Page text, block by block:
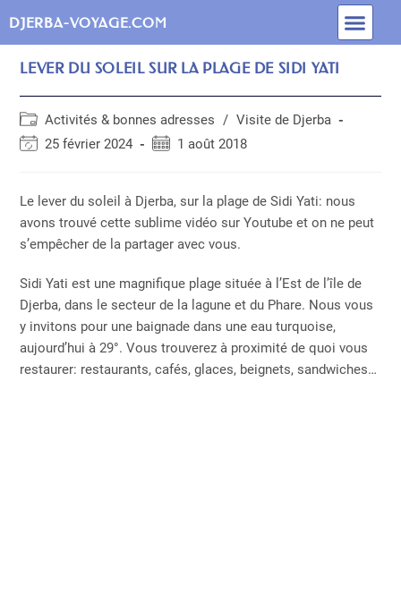
DJERBA-VOYAGE.COM
LEVER DU SOLEIL SUR LA PLAGE DE SIDI YATI
Activités & bonnes adresses / Visite de Djerba
25 février 2024
1 août 2018
Le lever du soleil à Djerba, sur la plage de Sidi Yati: nous
avons trouvé cette sublime vidéo sur Youtube et on ne peut
s’empêcher de la partager avec vous.
Sidi Yati est une magnifique plage située à l’Est de l’île de
Djerba, dans le secteur de la lagune et du Phare. Nous vous
y invitons pour une baignade dans une eau turquoise,
aujourd’hui à 29°. Vous trouverez à proximité de quoi vous
restaurer: restaurants, cafés, glaces, beignets, sandwiches…